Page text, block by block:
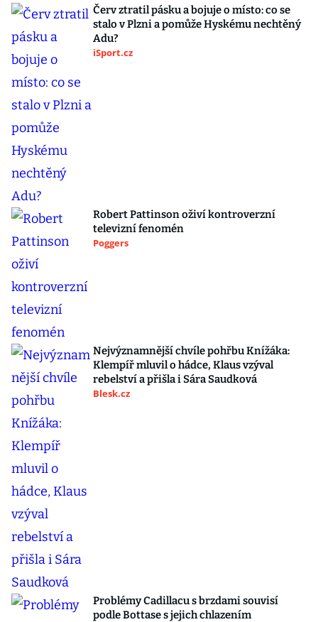
Červ ztratil pásku a bojuje o místo: co se
stalo v Plzni a pomůže Hyskému nechtěný
Adu?
iSport.cz
Robert Pattinson oživí kontroverzní
televizní fenomén
Poggers
Nejvýznamnější chvíle pohřbu Knížáka:
Klempíř mluvil o hádce, Klaus vzýval
rebelství a přišla i Sára Saudková
Blesk.cz
Problémy Cadillacu s brzdami souvisí
podle Bottase s jejich chlazením